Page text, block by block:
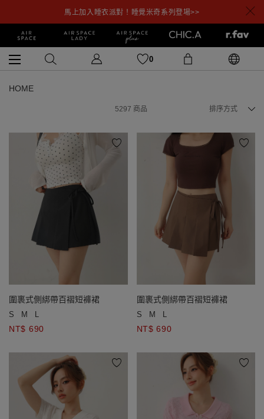
馬上加入睡衣派對！睡覺米奇系列登場>>
0
HOME
5297 商品 排序方式
圍裹式側綁帶百褶短褲裙
S M L
NT$ 690
圍裹式側綁帶百褶短褲裙
S M L
NT$ 690